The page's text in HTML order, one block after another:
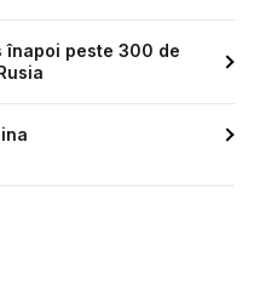
înapoi peste 300 de